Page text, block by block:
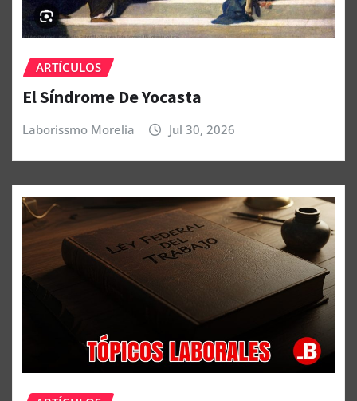
ARTÍCULOS
El Síndrome De Yocasta
Laborissmo Morelia Jul 30, 2026